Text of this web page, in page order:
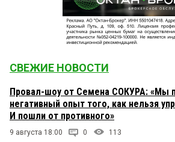
СВЕЖИЕ НОВОСТИ
Провал-шоу от Семена СОКУРА: «Мы
негативный опыт того, как нельзя
И пошли от противного»
9 августа 18:00 0 113